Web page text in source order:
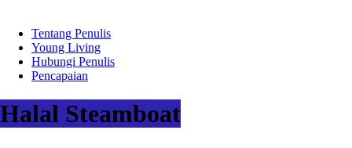
Tentang Penulis
Young Living
Hubungi Penulis
Pencapaian
Halal Steamboat